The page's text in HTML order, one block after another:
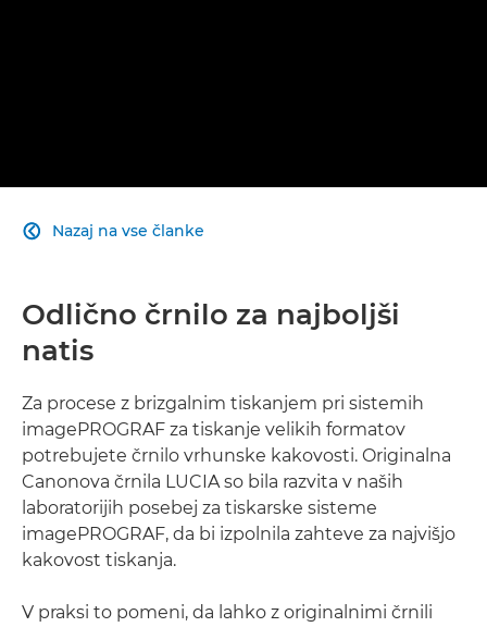
Nazaj na vse članke

Odlično črnilo za najboljši
natis
Za procese z brizgalnim tiskanjem pri sistemih
imagePROGRAF za tiskanje velikih formatov
potrebujete črnilo vrhunske kakovosti. Originalna
Canonova črnila LUCIA so bila razvita v naših
laboratorijih posebej za tiskarske sisteme
imagePROGRAF, da bi izpolnila zahteve za najvišjo
kakovost tiskanja.
V praksi to pomeni, da lahko z originalnimi črnili